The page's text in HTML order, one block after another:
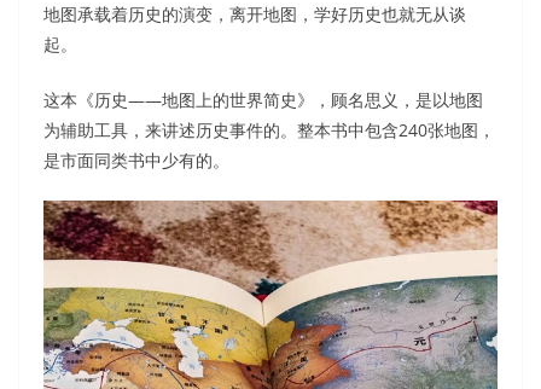
地图承载着历史的演变，离开地图，学好历史也就无从谈
起。
这本《历史——地图上的世界简史》，顾名思义，是以地图
为辅助工具，来讲述历史事件的。整本书中包含240张地图，
是市面同类书中少有的。